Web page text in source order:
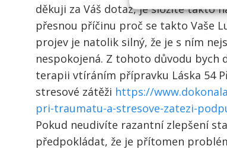
děkuji za Váš dotaz, je složité takto
přesnou příčinu proč se takto Vaše
projev je natolik silný, že je s ním
nespokojená. Z tohoto důvodu bych
terapii vtíráním přípravku Láska 54
stresové zátěži https://
pri-traumatu-a-stresove-zatezi-
Pokud neudivíte razantní zlepšení
předpokládat, že je přítomen